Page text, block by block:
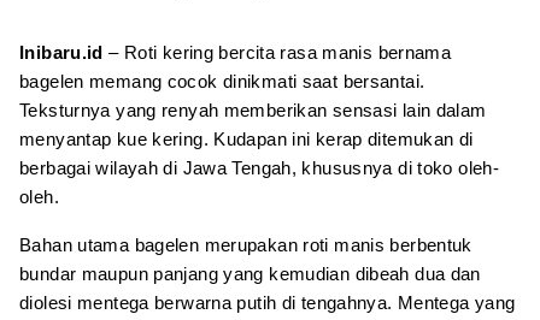
Inibaru.id – Roti kering bercita rasa manis bernama
bagelen memang cocok dinikmati saat bersantai.
Teksturnya yang renyah memberikan sensasi lain dalam
menyantap kue kering. Kudapan ini kerap ditemukan di
berbagai wilayah di Jawa Tengah, khususnya di toko oleh-
oleh.
Bahan utama bagelen merupakan roti manis berbentuk
bundar maupun panjang yang kemudian dibeah dua dan
diolesi mentega berwarna putih di tengahnya. Mentega yang